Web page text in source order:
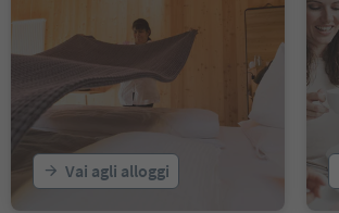
Vai agli alloggi